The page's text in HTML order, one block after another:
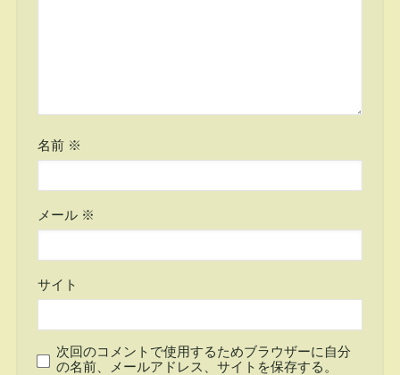
名前 ※
メール ※
サイト
次回のコメントで使用するためブラウザーに自分
の名前、メールアドレス、サイトを保存する。